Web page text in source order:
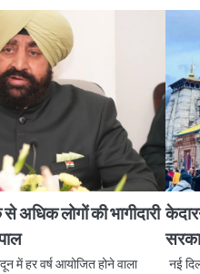
अधिक लोगों की भागीदारी
में हर वर्ष आयोजित होने वाला
नई